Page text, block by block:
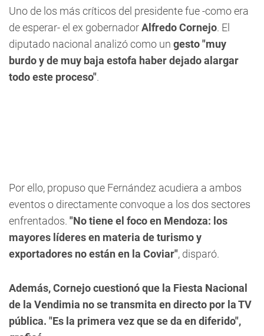
Uno de los más críticos del presidente fue -como era
de esperar- el ex gobernadorAlfredo Cornejo. El
diputado nacional analizó como un gesto "muy
burdo y de muy baja estofa haber dejado alargar
todo este proceso".
Por ello, propuso que Fernández acudiera a ambos
eventos o directamente convoque a los dos sectores
enfrentados. "No tiene el foco en Mendoza: los
mayores líderes en materia de turismo y
exportadores no están en la Coviar", disparó.
Además, Cornejo cuestionó que la Fiesta Nacional
de la Vendimia no se transmita en directo por la TV
pública. "Es la primera vez que se da en diferido",